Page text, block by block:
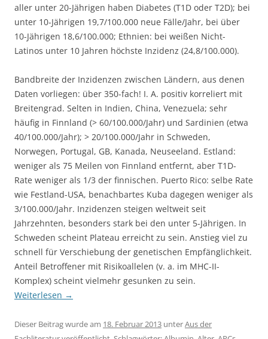
aller unter 20-Jährigen haben Diabetes (T1D oder T2D); bei
unter 10-Jährigen 19,7/100.000 neue Fälle/Jahr, bei über
10-Jährigen 18,6/100.000; Ethnien: bei weißen Nicht-
Latinos unter 10 Jahren höchste Inzidenz (24,8/100.000).
Bandbreite der Inzidenzen zwischen Ländern, aus denen
Daten vorliegen: über 350-fach! I. A. positiv korreliert mit
Breitengrad. Selten in Indien, China, Venezuela; sehr
häufig in Finnland (> 60/100.000/Jahr) und Sardinien (etwa
40/100.000/Jahr); > 20/100.000/Jahr in Schweden,
Norwegen, Portugal, GB, Kanada, Neuseeland. Estland:
weniger als 75 Meilen von Finnland entfernt, aber T1D-
Rate weniger als 1/3 der finnischen. Puerto Rico: selbe Rate
wie Festland-USA, benachbartes Kuba dagegen weniger als
3/100.000/Jahr. Inzidenzen steigen weltweit seit
Jahrzehnten, besonders stark bei den unter 5-Jährigen. In
Schweden scheint Plateau erreicht zu sein. Anstieg viel zu
schnell für Verschiebung der genetischen Empfänglichkeit.
Anteil Betroffener mit Risikoallelen (v. a. im MHC-II-
Komplex) scheint vielmehr gesunken zu sein.
Weiterlesen →
Dieser Beitrag wurde am 18. Februar 2013 unterAus der